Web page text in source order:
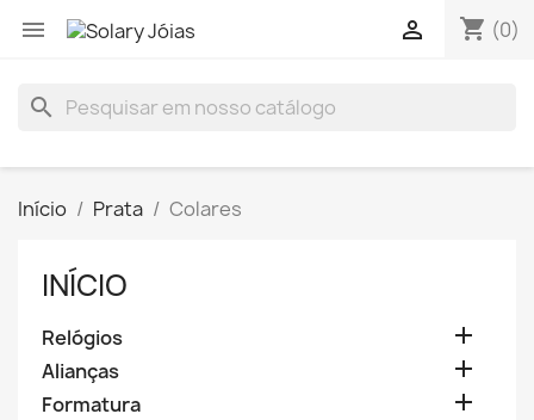
 shopping_cart (0)

search
Início Prata Colares
INÍCIO
Relógios 
Alianças 
Formatura 